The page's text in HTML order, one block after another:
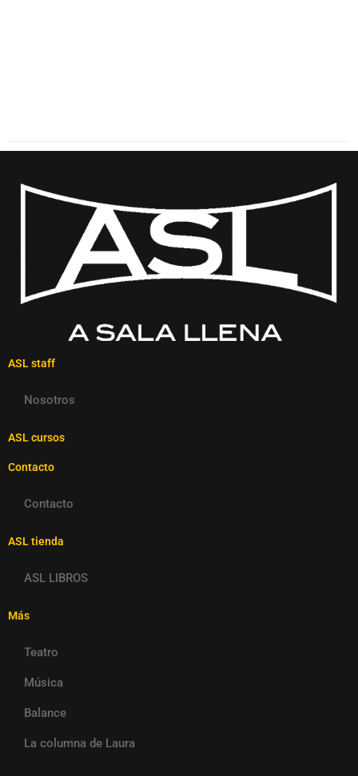
ASL staff
Nosotros
ASL cursos
Contacto
Contacto
ASL tienda
ASL LIBROS
Más
Teatro
Música
Balance
La columna de Laura